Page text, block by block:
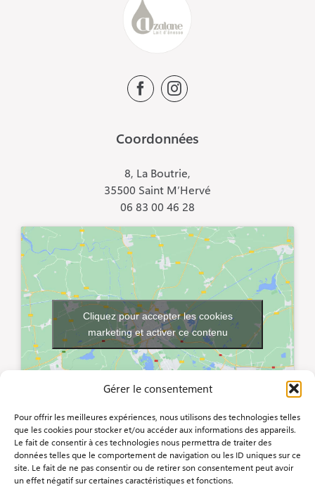
Gérer le consentement
Pour offrir les meilleures expériences, nous utilisons des technologies telles
que les cookies pour stocker et/ou accéder aux informations des appareils.
Le fait de consentir à ces technologies nous permettra de traiter des
données telles que le comportement de navigation ou les ID uniques sur ce
site. Le fait de ne pas consentir ou de retirer son consentement peut avoir
un effet négatif sur certaines caractéristiques et fonctions.
Coordonnées
8, La Boutrie,
35500 Saint M’Hervé
06 83 00 46 28
Cliquez pour accepter les cookies
marketing et activer ce contenu